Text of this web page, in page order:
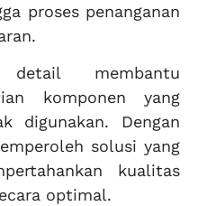
proses penanganan
detail membantu
komponen yang
digunakan. Dengan
solusi yang
kualitas
optimal.